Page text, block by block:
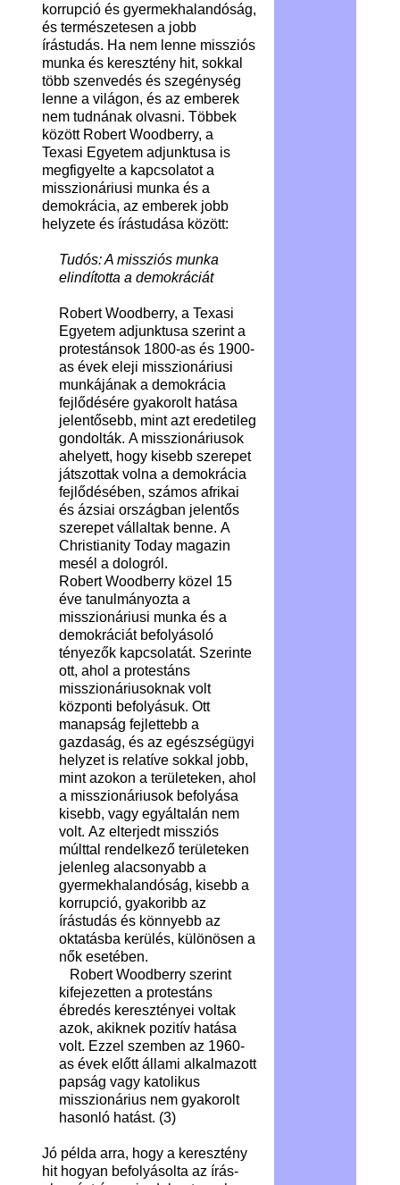
korrupció és gyermekhalandóság,
és természetesen a jobb
írástudás. Ha nem lenne missziós
munka és keresztény hit, sokkal
több szenvedés és szegénység
lenne a világon, és az emberek
nem tudnának olvasni. Többek
között Robert Woodberry, a
Texasi Egyetem adjunktusa is
megfigyelte a kapcsolatot a
misszionáriusi munka és a
demokrácia, az emberek jobb
helyzete és írástudása között:
Tudós: A missziós munka
elindította a demokráciát
Robert Woodberry, a Texasi
Egyetem adjunktusa szerint a
protestánsok 1800-as és 1900-
as évek eleji misszionáriusi
munkájának a demokrácia
fejlődésére gyakorolt ​​hatása
jelentősebb, mint azt eredetileg
gondolták. A misszionáriusok
ahelyett, hogy kisebb szerepet
játszottak volna a demokrácia
fejlődésében, számos afrikai
és ázsiai országban jelentős
szerepet vállaltak benne. A
Christianity Today magazin
mesél a dologról.
Robert Woodberry közel 15
éve tanulmányozta a
misszionáriusi munka és a
demokráciát befolyásoló
tényezők kapcsolatát. Szerinte
ott, ahol a protestáns
misszionáriusoknak volt
központi befolyásuk. Ott
manapság fejlettebb a
gazdaság, és az egészségügyi
helyzet is relatíve sokkal jobb,
mint azokon a területeken, ahol
a misszionáriusok befolyása
kisebb, vagy egyáltalán nem
volt. Az elterjedt missziós
múlttal rendelkező területeken
jelenleg alacsonyabb a
gyermekhalandóság, kisebb a
korrupció, gyakoribb az
írástudás és könnyebb az
oktatásba kerülés, különösen a
nők esetében.
Robert Woodberry szerint
kifejezetten a protestáns
ébredés keresztényei voltak
azok, akiknek pozitív hatása
volt. Ezzel szemben az 1960-
as évek előtt állami alkalmazott
papság vagy katolikus
misszionárius nem gyakorolt ​​
hasonló hatást. (3)
Jó példa arra, hogy a keresztény
hit hogyan befolyásolta az írás-